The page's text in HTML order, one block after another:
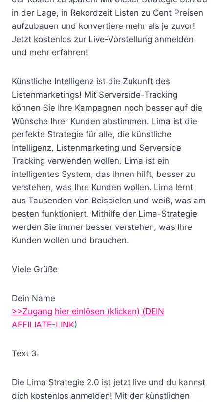
in der Lage, in Rekordzeit Listen zu Cent Preisen
aufzubauen und konvertiere mehr als je zuvor!
Jetzt kostenlos zur Live-Vorstellung anmelden
und mehr erfahren!
Künstliche Intelligenz ist die Zukunft des
Listenmarketings! Mit Serverside-Tracking
können Sie Ihre Kampagnen noch besser auf die
Wünsche Ihrer Kunden abstimmen. Lima ist die
perfekte Strategie für alle, die künstliche
Intelligenz, Listenmarketing und Serverside
Tracking verwenden wollen. Lima ist ein
intelligentes System, das Ihnen hilft, besser zu
verstehen, was Ihre Kunden wollen. Lima lernt
aus Tausenden von Beispielen und weiß, was am
besten funktioniert. Mithilfe der Lima-Strategie
werden Sie immer besser verstehen, was Ihre
Kunden wollen und brauchen.
Viele Grüße
Dein Name
>>Zugang hier einlösen (klicken) (DEIN
AFFILIATE-LINK)
Text 3:
Die Lima Strategie 2.0 ist jetzt live und du kannst
dich kostenlos anmelden! Mit der künstlichen